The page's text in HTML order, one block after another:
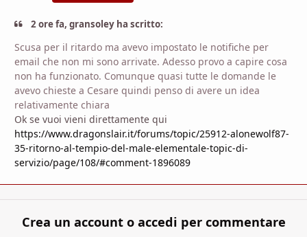
2 ore fa, gransoley ha scritto:
Scusa per il ritardo ma avevo impostato le notifiche per
email che non mi sono arrivate. Adesso provo a capire cosa
non ha funzionato. Comunque quasi tutte le domande le
avevo chieste a Cesare quindi penso di avere un idea
relativamente chiara
Ok se vuoi vieni direttamente qui
https://www.dragonslair.it/forums/topic/25912-alonewolf87-
35-ritorno-al-tempio-del-male-elementale-topic-di-
servizio/page/108/#comment-1896089
Crea un account o accedi per commentare